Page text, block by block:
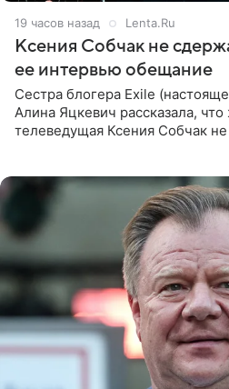
19 часов назад Lenta.Ru
Ксения Собчак не
ее интервью обещание
Сестра блогера Exile
Алина Яцкевич рассказала,
телеведущая Ксения Собчак